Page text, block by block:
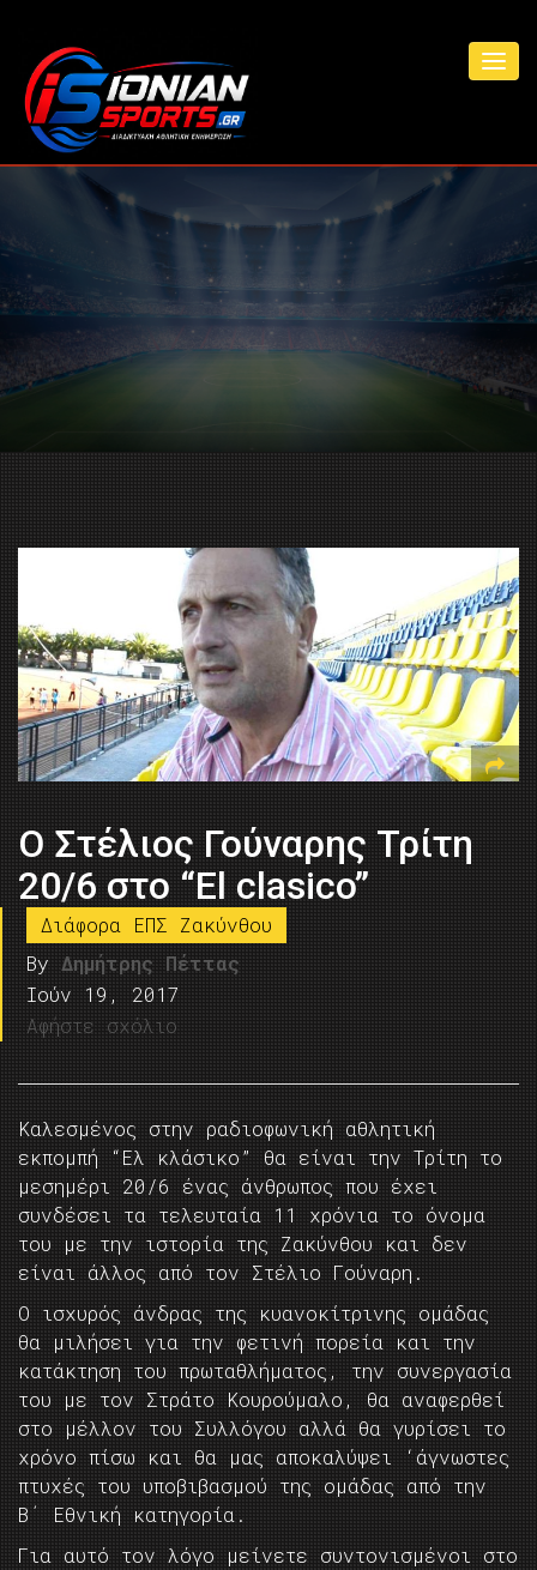
Ο Στέλιος Γούναρης Τρίτη
20/6 στο “El clasico”
Διάφορα ΕΠΣ Ζακύνθου
By Δημήτρης Πέττας
Ιούν 19, 2017
Αφήστε σχόλιο
Καλεσμένος στην ραδιοφωνική αθλητική
εκπομπή “Ελ κλάσικο” θα είναι την Τρίτη το
μεσημέρι 20/6 ένας άνθρωπος που έχει
συνδέσει τα τελευταία 11 χρόνια το όνομα
του με την ιστορία της Ζακύνθου και δεν
είναι άλλος από τον Στέλιο Γούναρη.
Ο ισχυρός άνδρας της κυανοκίτρινης ομάδας
θα μιλήσει για την φετινή πορεία και την
κατάκτηση του πρωταθλήματος, την συνεργασία
του με τον Στράτο Κουρούμαλο, θα αναφερθεί
στο μέλλον του Συλλόγου αλλά θα γυρίσει το
χρόνο πίσω και θα μας αποκαλύψει ‘άγνωστες
πτυχές του υποβιβασμού της ομάδας από την
Β΄ Εθνική κατηγορία.
Για αυτό τον λόγο μείνετε συντονισμένοι στο